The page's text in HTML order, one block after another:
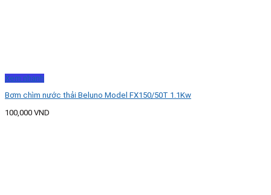
Xem nhanh
Bơm chìm nước thải Beluno Model FX150/50T 1.1Kw
100,000 VND